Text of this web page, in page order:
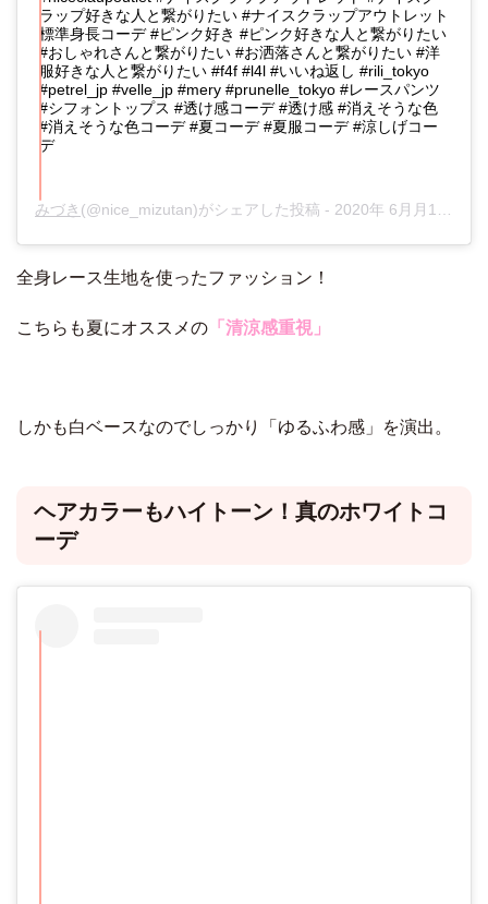
ラップ好きな人と繋がりたい #ナイスクラップアウトレット
標準身長コーデ #ピンク好き #ピンク好きな人と繋がりたい
#おしゃれさんと繋がりたい #お洒落さんと繋がりたい #洋
服好きな人と繋がりたい #f4f #l4l #いいね返し #rili_tokyo
#petrel_jp #velle_jp #mery #prunelle_tokyo #レースパンツ
#シフォントップス #透け感コーデ #透け感 #消えそうな色
#消えそうな色コーデ #夏コーデ #夏服コーデ #涼しげコー
デ
みづき (@nice_mizutan)がシェアした投稿 - 2020年 6月月19日午前5時17分PDT
全身レース生地を使ったファッション！
こちらも夏にオススメの 「清涼感重視」
しかも白ベースなのでしっかり「ゆるふわ感」を演出。
ヘアカラーもハイトーン！真のホワイトコ
ーデ